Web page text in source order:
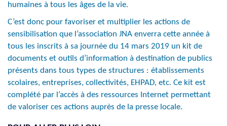
humaines à tous les âges de la vie.
C’est donc pour favoriser et multiplier les actions de
sensibilisation que l’association JNA enverra cette année à
tous les inscrits à sa journée du 14 mars 2019 un kit de
documents et outils d’information à destination de publics
présents dans tous types de structures : établissements
scolaires, entreprises, collectivités, EHPAD, etc. Ce kit est
complété par l’accès à des ressources Internet permettant
de valoriser ces actions auprès de la presse locale.